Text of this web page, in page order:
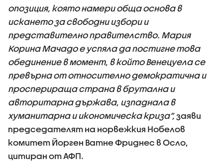
опозиция, която намери обща основа в
искането за свободни избори и
представително правителство. Мария
Корина Мачадо е успяла да постигне това
обединение в момент, в който Венецуела се
превърна от относително демократична и
просперираща страна в брутална и
авторитарна държава, изпаднала в
хуманитарна и икономическа криза“,заяви
председателят на норвежкия Нобелов
комитет Йорген Ватне Фриднес в Осло,
цитиран от АФП.